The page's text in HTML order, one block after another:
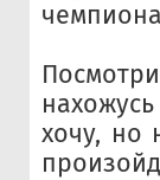
хочу, но